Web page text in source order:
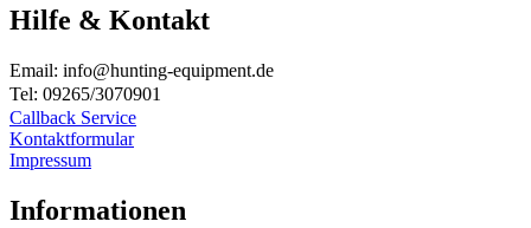
Hilfe & Kontakt
Email: info@hunting-equipment.de
Tel: 09265/3070901
Callback Service
Kontaktformular
Impressum
Informationen